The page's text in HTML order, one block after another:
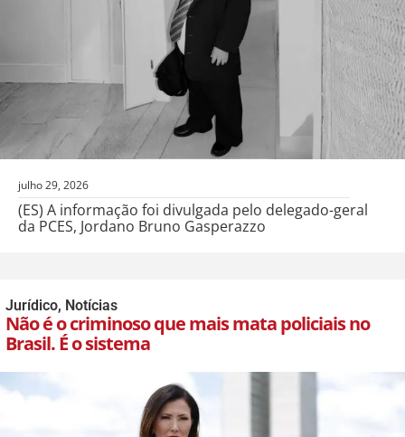
julho 29, 2026
(ES) A informação foi divulgada pelo delegado-geral
da PCES, Jordano Bruno Gasperazzo
Jurídico, Notícias
Não é o criminoso que mais mata policiais no
Brasil. É o sistema